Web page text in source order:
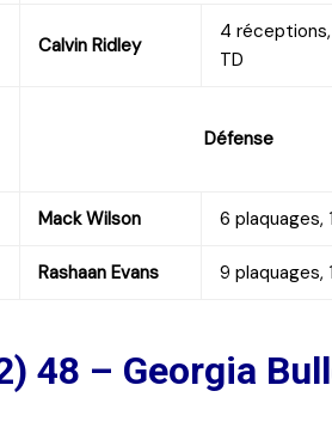
Calvin Ridley
4 réceptions,
TD
Défense
Mack Wilson 6 plaquages,
Rashaan Evans 9 plaquages,
48 – Georgia